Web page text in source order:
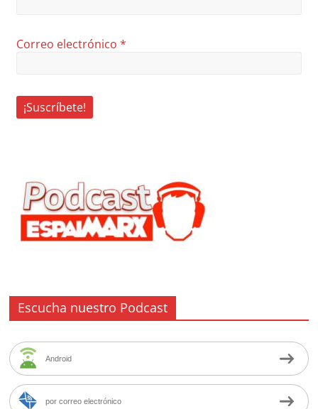
Correo electrónico*
Escucha nuestro Podcast
Android
por correo electrónico